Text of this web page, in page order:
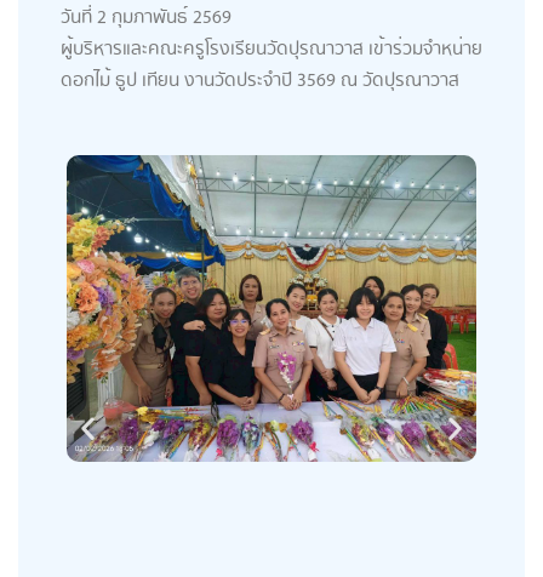
วันที่ 2 กุมภาพันธ์ 2569
ผู้บริหารและคณะครูโรงเรียนวัดปุรณาวาส เข้าร่วมจำหน่าย
ดอกไม้ ธูป เทียน งานวัดประจำปี 3569 ณ วัดปุรณาวาส